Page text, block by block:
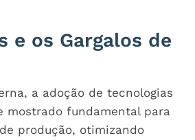
e os Gargalos de
a adoção de tecnologias
mostrado fundamental para
produção, otimizando